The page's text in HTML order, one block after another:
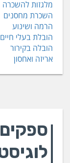
מלגזות להשכרה
השכרת מחסנים
הרמה ושינוע
הובלת בעלי חיים
הובלה בקירור
אריזה ואחסון